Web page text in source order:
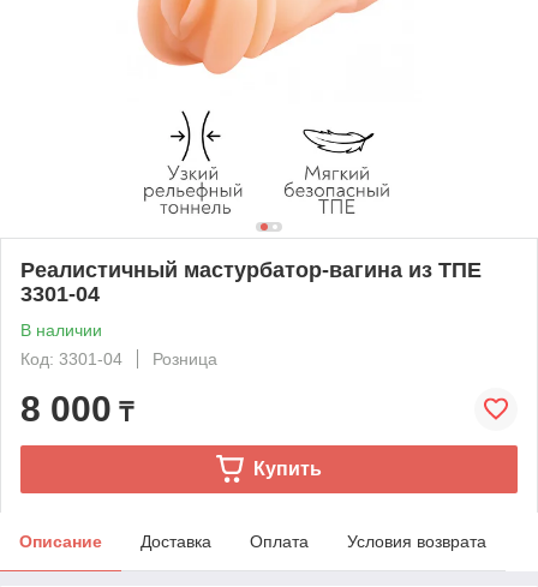
Реалистичный мастурбатор-вагина из ТПЕ
3301-04
В наличии
Код: 3301-04
Розница
8 000 ₸
Купить
Описание Доставка Оплата Условия возврата